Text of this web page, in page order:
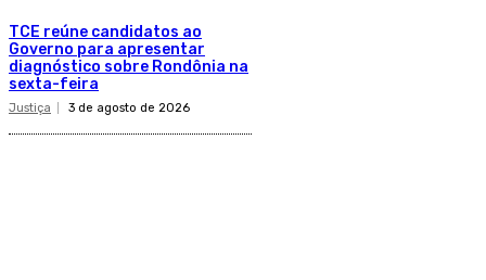
TCE reúne candidatos ao
Governo para apresentar
diagnóstico sobre Rondônia na
sexta-feira
Justiça 3 de agosto de 2026